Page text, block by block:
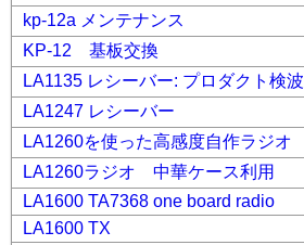
kp-12a メンテナンス
KP-12 基板交換
LA1135 レシーバー: プロダクト検波
LA1247 レシーバー
LA1260を使った高感度自作ラジオ
LA1260ラジオ 中華ケース利用
LA1600 TA7368 one board radio
LA1600 TX